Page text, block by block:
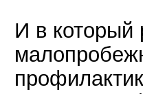
И в который